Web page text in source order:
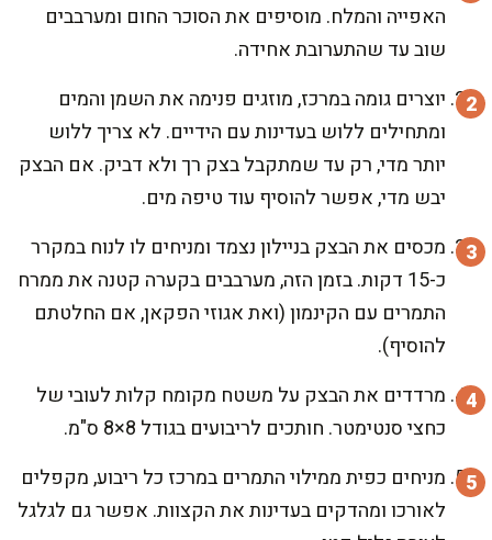
האפייה והמלח. מוסיפים את הסוכר החום ומערבבים
שוב עד שהתערובת אחידה.
יוצרים גומה במרכז, מוזגים פנימה את השמן והמים
ומתחילים ללוש בעדינות עם הידיים. לא צריך ללוש
יותר מדי, רק עד שמתקבל בצק רך ולא דביק. אם הבצק
יבש מדי, אפשר להוסיף עוד טיפה מים.
מכסים את הבצק בניילון נצמד ומניחים לו לנוח במקרר
כ-15 דקות. בזמן הזה, מערבבים בקערה קטנה את ממרח
התמרים עם הקינמון (ואת אגוזי הפקאן, אם החלטתם
להוסיף).
מרדדים את הבצק על משטח מקומח קלות לעובי של
כחצי סנטימטר. חותכים לריבועים בגודל 8×8 ס"מ.
מניחים כפית ממילוי התמרים במרכז כל ריבוע, מקפלים
לאורכו ומהדקים בעדינות את הקצוות. אפשר גם לגלגל